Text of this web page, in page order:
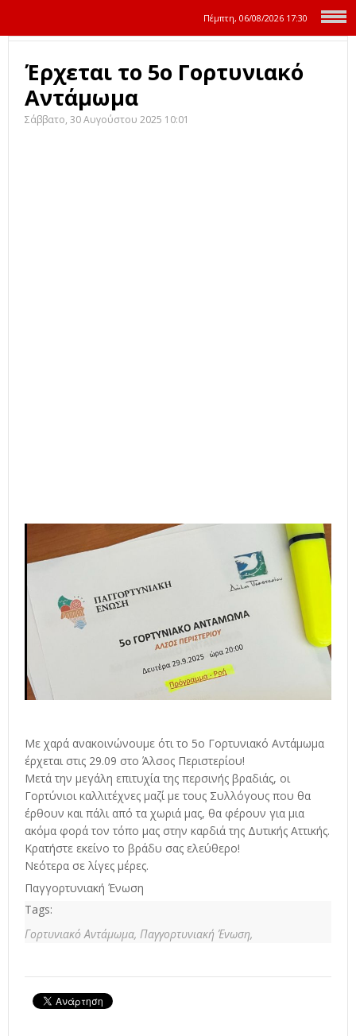
Πέμπτη, 06/08/2026 17:31
Έρχεται το 5ο Γορτυνιακό
Αντάμωμα
Σάββατο, 30 Αυγούστου 2025 10:01
Με χαρά ανακοινώνουμε ότι το 5ο Γορτυνιακό Αντάμωμα
έρχεται στις 29.09 στο Άλσος Περιστερίου!
Μετά την μεγάλη επιτυχία της περσινής βραδιάς, οι
Γορτύνιοι καλλιτέχνες μαζί με τους Συλλόγους που θα
έρθουν και πάλι από τα χωριά μας, θα φέρουν για μια
ακόμα φορά τον τόπο μας στην καρδιά της Δυτικής Αττικής.
Κρατήστε εκείνο το βράδυ σας ελεύθερο!
Νεότερα σε λίγες μέρες.
Παγγορτυνιακή Ένωση
Tags:
Γορτυνιακό Αντάμωμα, Παγγορτυνιακή Ένωση,